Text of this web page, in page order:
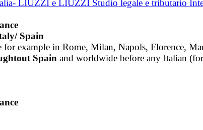
Spain
for example in Rome, Milan, Napols, Florence,
Spain and worldwide before any Italian